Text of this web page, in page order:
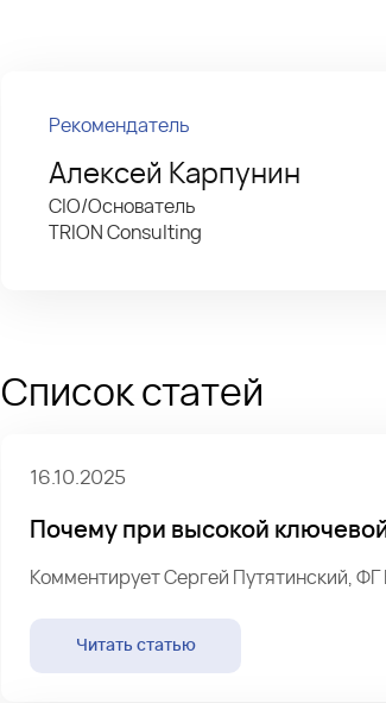
Рекомендатель
Алексей Карпунин
CIO/Основатель
TRION Consulting
Список статей
16.10.2025
Почему при высокой
Комментирует Сергей Путятинский,
Читать статью